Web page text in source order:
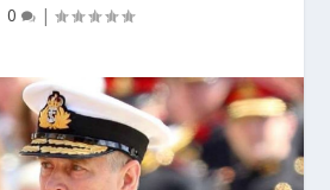
0 |